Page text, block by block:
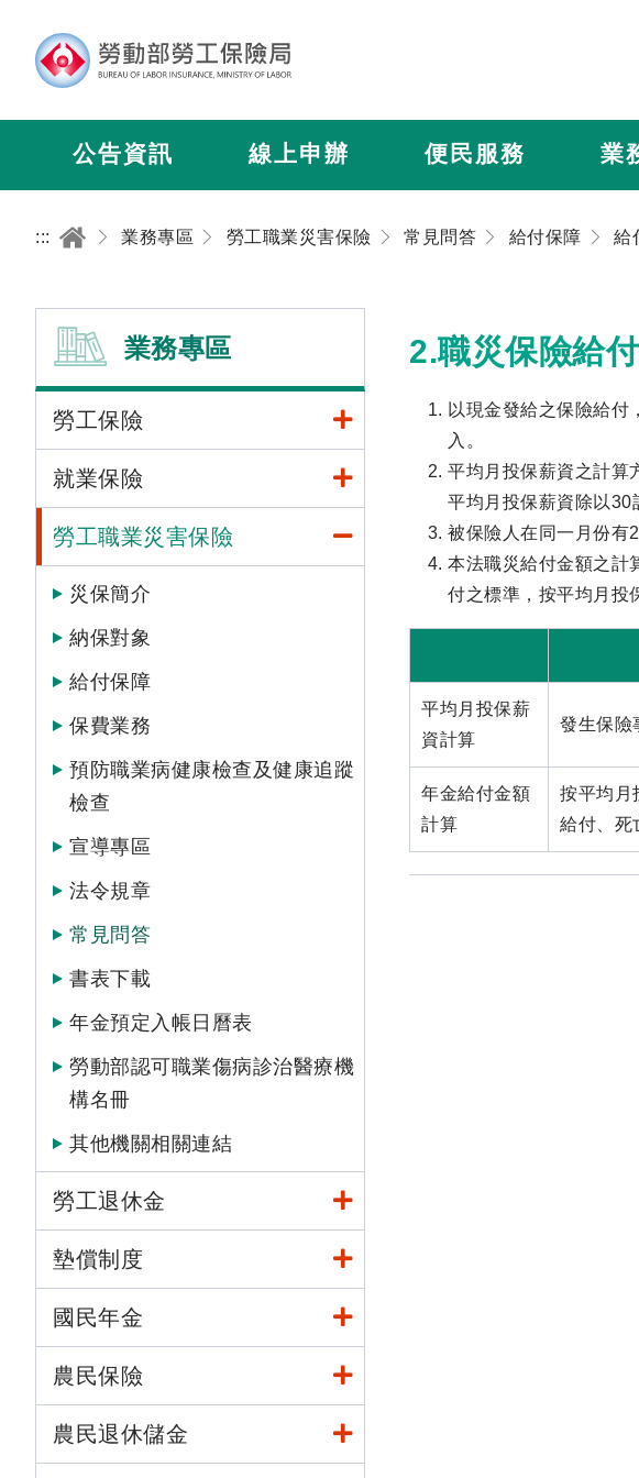
公告資訊 線上申辦 便民服務 業
::: 業務專區 勞工職業災害保險 常見問答 給付保障 給
業務專區
勞工保險
就業保險
勞工職業災害保險
災保簡介
納保對象
給付保障
保費業務
預防職業病健康檢查及健康追蹤
檢查
宣導專區
法令規章
常見問答
書表下載
年金預定入帳日曆表
勞動部認可職業傷病診治醫療機
構名冊
其他機關相關連結
勞工退休金
墊償制度
國民年金
農民保險
農民退休儲金
2.職災保險給
以現金發給之保險給付
入。
平均月投保薪資之計算
平均月投保薪資除以30
被保險人在同一月份有
本法職災給付金額之計
付之標準，按平均月投
平均月投保薪
資計算
發生保險
年金給付金額
計算
按平均月
給付、死